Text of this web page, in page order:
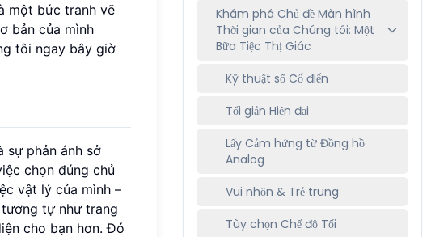
một bức tranh vẽ
bản của mình
tôi ngay bây giờ
sự phản ánh sở
chọn đúng chủ
vật lý của mình –
tự như trang
cho bạn hơn. Đó
Khám phá Chủ đề Màn hình
Thời gian của Chúng tôi: Một
Bữa Tiệc Thị Giác
Kỹ thuật số Cổ điển
Tối giản Hiện đại
Lấy Cảm hứng từ Đồng hồ
Analog
Vui nhộn & Trẻ trung
Tùy chọn Chế độ Tối